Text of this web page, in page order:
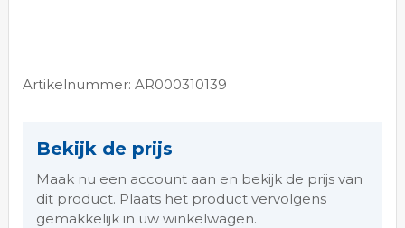
Artikelnummer: AR000310139
Bekijk de prijs
Maak nu een account aan en bekijk de prijs van
dit product. Plaats het product vervolgens
gemakkelijk in uw winkelwagen.